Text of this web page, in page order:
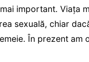
important. Viața
sexuală, chiar
În prezent am